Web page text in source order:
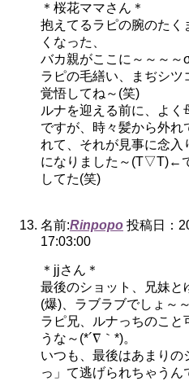
＊桜花ママさん＊
抱えてるラピの腕のたく
くなった、
バカ親がここに～～～～
ラピの毛繕い、まぢシツ
覚悟してね～(笑)
ルナを迎える前に、よ
ですが、時々髪から外れ
れて、それが見事に念入
になりました～(T▽T)←
してた(笑)
名前:Rinpopo 投稿日：
17:03:00
＊jjさん＊
最後のショット、兄妹と
(爆)、ラブラブでしょ～
ラピ兄、ルナっちのこと
うな～(*´∇｀*)。
いつも、最後はあまり
っ」て逃げられちゃうん